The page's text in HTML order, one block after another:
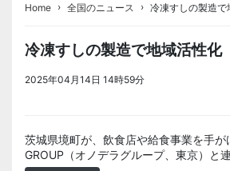
Home › 全国のニュース › 冷凍すしの製造で
冷凍すしの製造で地域活性化
2025年04月14日 14時59分
茨城県境町が、飲食店や給食事業を手が
GROUP（オノデラグループ、東京）と